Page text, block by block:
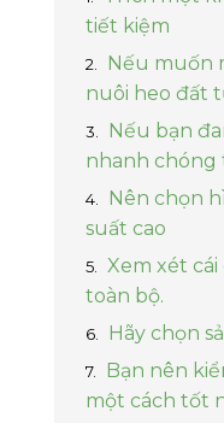
Lâm Đồng
Thừa Thiên Huế
Bắc Ninh
Quảng Ninh
Thanh Hóa
Nghệ An
Hải Dương
Gia Lai
Tất cả mức giá
Tất cả mức giá
Châu Đốc
Tây Bắc
Tây Nam
tiết kiệm
Nếu muốn
nuôi heo đất
Nếu bạn
nhanh chóng
Nên chọn
suất cao
Xem xét
toàn bộ.
Hãy chọn
Bạn nên
một cách tốt